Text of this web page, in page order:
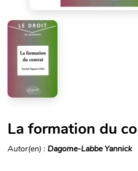
La formation du
Autor(en) : Dagome-Labbe Yannick